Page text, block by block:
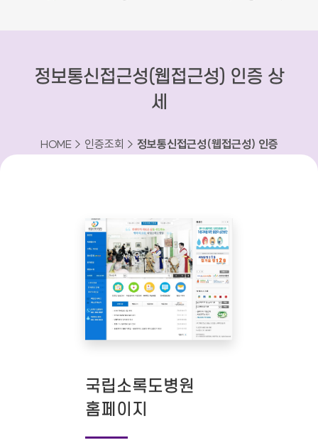
정보통신접근성(웹접근성) 인증 상
세
HOME > 인증조회 > 정보통신접근성(웹접근성) 인증
국립소록도병원
홈페이지